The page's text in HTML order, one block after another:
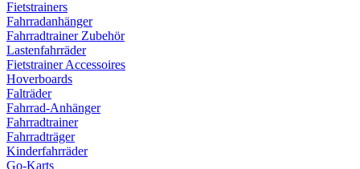
Fietstrainers
Fahrradanhänger
Fahrradtrainer Zubehör
Lastenfahrräder
Fietstrainer Accessoires
Hoverboards
Falträder
Fahrrad-Anhänger
Fahrradtrainer
Fahrradträger
Kinderfahrräder
Go-Karts